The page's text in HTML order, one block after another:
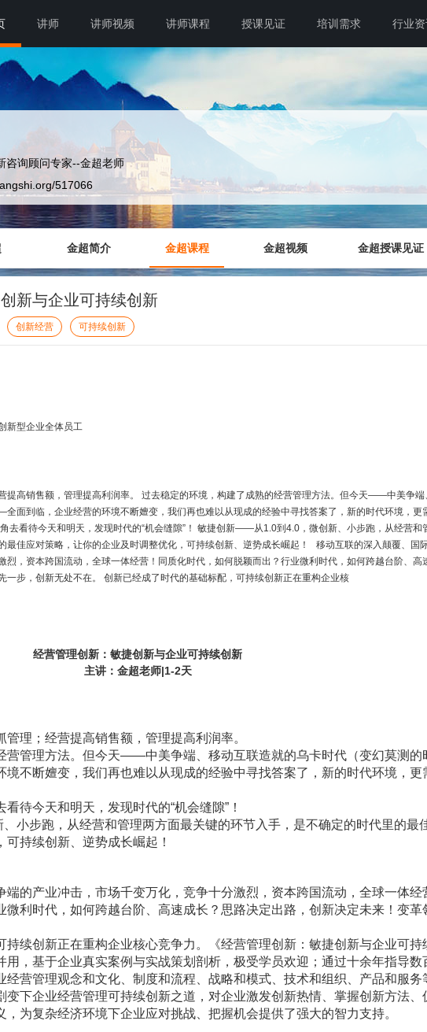
讲师 讲师视频 讲师课程 授课见证 培训需求 行业
咨询顾问专家--金超老师
517066
金超简介 金超课程 金超视频 金超授课见证
新与企业可持续创新
创新经营 可持续创新
新型企业全体员工
提高销售额，管理提高利润率。 过去稳定的环境，构建了成熟的经营管理方法。但今天——中美争端
面到临，企业经营的环境不断嬗变，我们再也难以从现成的经验中寻找答案了，新的时代环境，更
看待今天和明天，发现时代的“机会缝隙”！ 敏捷创新——从1.0到4.0，微创新、小步跑，从经营和
最佳应对策略，让你的企业及时调整优化，可持续创新、逆势成长崛起！ 移动互联的深入颠覆、国
烈，资本跨国流动，全球一体经营！同质化时代，如何脱颖而出？行业微利时代，如何跨越台阶、高
一步，创新无处不在。 创新已经成了时代的基础标配，可持续创新正在重构企业核
经营管理创新：敏捷创新与企业可持续创新
主讲：金超老师|1-2天
理；经营提高销售额，管理提高利润率。
营管理方法。但今天——中美争端、移动互联造就的乌卡时代（变幻莫测的
不断嬗变，我们再也难以从现成的经验中寻找答案了，新的时代环境，更
待今天和明天，发现时代的“机会缝隙”！
小步跑，从经营和管理两方面最关键的环节入手，是不确定的时代里的最
持续创新、逆势成长崛起！
端的产业冲击，市场千变万化，竞争十分激烈，资本跨国流动，全球一体经
微利时代，如何跨越台阶、高速成长？思路决定出路，创新决定未来！变革
持续创新正在重构企业核心竞争力。《经营管理创新：敏捷创新与企业可持
用，基于企业真实案例与实战策划剖析，极受学员欢迎；通过十余年指导数
经营管理观念和文化、制度和流程、战略和模式、技术和组织、产品和服务
变下企业经营管理可持续创新之道，对企业激发创新热情、掌握创新方法、
为复杂经济环境下企业应对挑战、把握机会提供了强大的智力支持。